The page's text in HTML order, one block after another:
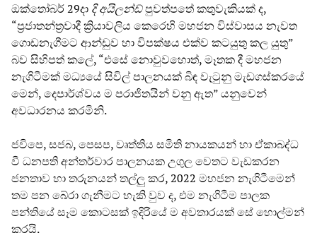
ඔක්තෝබර් 29දා දි අයිලන්ඩ්පුවත්පතේ කතුවැකියක් ද,
“ප්‍රජාතන්ත්‍රවාදී ක්‍රියාවලිය කෙරෙහි මහජන විස්වාසය නැවත
ගොඩනැගීමට ආන්ඩුව හා විපක්ෂය එක්ව කටයුතු කල යුතු”
බව සිහිපත් කලේ, “එසේ නොවුවහොත්, මෑතක දී මහජන
නැගිටීමක් මධ්‍යයේ සිවිල් පාලනයක් බිඳ වැටුනු මැඩගස්කරයේ
මෙන්, දෙපාර්ශ්වය ම පරාජිතයින් වනු ඇත” යනුවෙන්
අවධාරනය කරමිනි.
ජවිපෙ, සජබ, පෙසප, වෘත්තිය සමිති නායකයන් හා ඒකාබද්ධ
වී ධනපති අන්තර්වාර පාලනයක උගුල වෙතට වැඩකරන
ජනතාව හා තරුනයන් තල්ලු කර, 2022 මහජන නැගිටීමෙන්
තම පන බේරා ගැනීමට හැකි වුව ද, එම නැගිටීම පාලක
පන්තියේ සෑම කොටසක් ඉදිරියේ ම අවතාරයක් සේ හොල්මන්
කරයි.